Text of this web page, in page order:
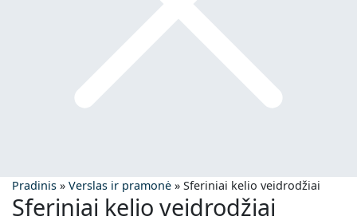
Pradinis » Verslas ir pramonė » Sferiniai kelio veidrodžiai
Sferiniai kelio veidrodžiai